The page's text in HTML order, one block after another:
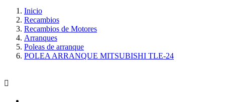
Inicio
Recambios
Recambios de Motores
Arranques
Poleas de arranque
POLEA ARRANQUE MITSUBISHI TLE-24
